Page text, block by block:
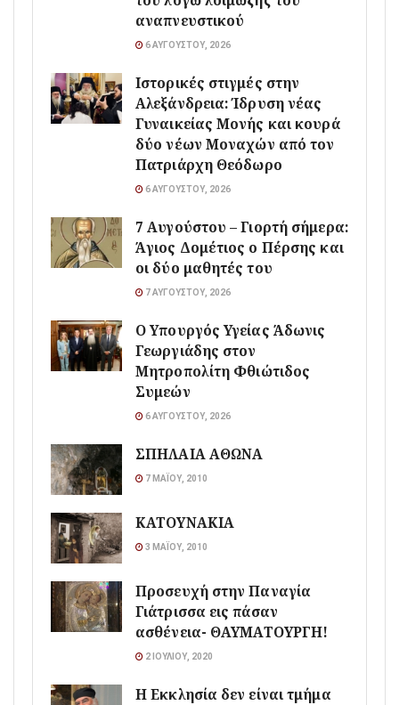
αναπνευστικού
6 ΑΥΓΟΎΣΤΟΥ, 2026
Ιστορικές στιγμές στην
Αλεξάνδρεια: Ίδρυση νέας
Γυναικείας Μονής και κουρά
δύο νέων Μοναχών από τον
Πατριάρχη Θεόδωρο
6 ΑΥΓΟΎΣΤΟΥ, 2026
7 Αυγούστου – Γιορτή σήμερα:
Άγιος Δομέτιος ο Πέρσης και
οι δύο μαθητές του
7 ΑΥΓΟΎΣΤΟΥ, 2026
O Υπουργός Υγείας Άδωνις
Γεωργιάδης στον
Μητροπολίτη Φθιώτιδος
Συμεών
6 ΑΥΓΟΎΣΤΟΥ, 2026
ΣΠΗΛΑΙΑ ΑΘΩΝΑ
7 ΜΑΪ́ΟΥ, 2010
ΚΑΤΟΥΝΑΚΙΑ
3 ΜΑΪ́ΟΥ, 2010
Προσευχή στην Παναγία
Γιάτρισσα εις πάσαν
ασθένεια- ΘΑΥΜΑΤΟΥΡΓΗ!
2 ΙΟΥΛΊΟΥ, 2020
Η Εκκλησία δεν είναι τμήμα